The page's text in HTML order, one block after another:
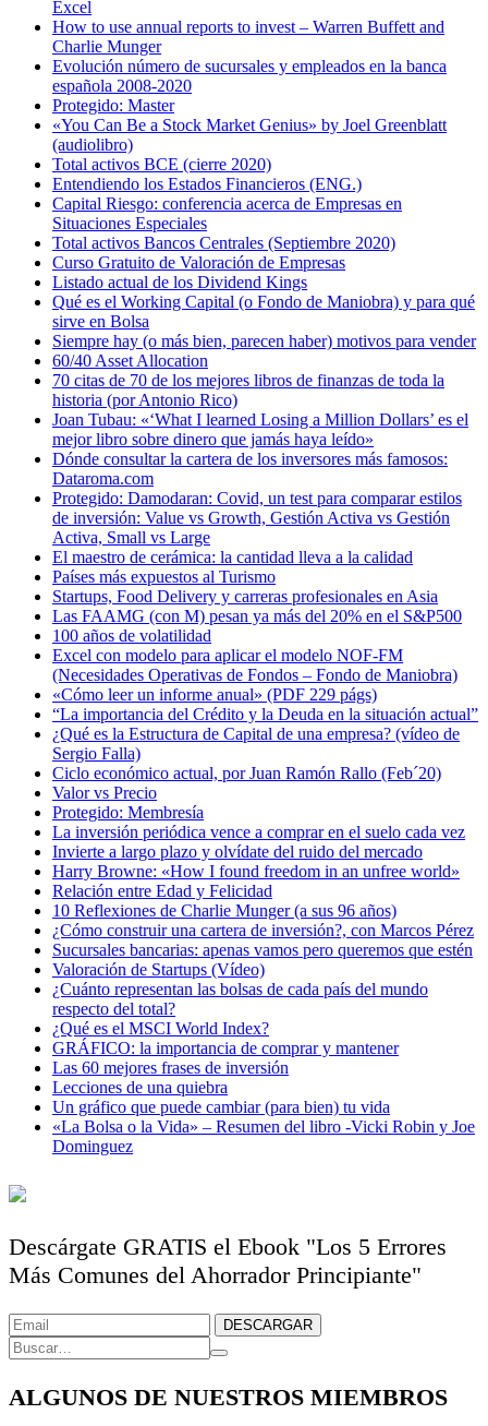
Excel
How to use annual reports to invest – Warren Buffett and
Charlie Munger
Evolución número de sucursales y empleados en la banca
española 2008-2020
Protegido: Master
«You Can Be a Stock Market Genius» by Joel Greenblatt
(audiolibro)
Total activos BCE (cierre 2020)
Entendiendo los Estados Financieros (ENG.)
Capital Riesgo: conferencia acerca de Empresas en
Situaciones Especiales
Total activos Bancos Centrales (Septiembre 2020)
Curso Gratuito de Valoración de Empresas
Listado actual de los Dividend Kings
Qué es el Working Capital (o Fondo de Maniobra) y para qué
sirve en Bolsa
Siempre hay (o más bien, parecen haber) motivos para vender
60/40 Asset Allocation
70 citas de 70 de los mejores libros de finanzas de toda la
historia (por Antonio Rico)
Joan Tubau: «‘What I learned Losing a Million Dollars’ es el
mejor libro sobre dinero que jamás haya leído»
Dónde consultar la cartera de los inversores más famosos:
Dataroma.com
Protegido: Damodaran: Covid, un test para comparar estilos
de inversión: Value vs Growth, Gestión Activa vs Gestión
Activa, Small vs Large
El maestro de cerámica: la cantidad lleva a la calidad
Países más expuestos al Turismo
Startups, Food Delivery y carreras profesionales en Asia
Las FAAMG (con M) pesan ya más del 20% en el S&P500
100 años de volatilidad
Excel con modelo para aplicar el modelo NOF-FM
(Necesidades Operativas de Fondos – Fondo de Maniobra)
«Cómo leer un informe anual» (PDF 229 págs)
“La importancia del Crédito y la Deuda en la situación actual”
¿Qué es la Estructura de Capital de una empresa? (vídeo de
Sergio Falla)
Ciclo económico actual, por Juan Ramón Rallo (Feb´20)
Valor vs Precio
Protegido: Membresía
La inversión periódica vence a comprar en el suelo cada vez
Invierte a largo plazo y olvídate del ruido del mercado
Harry Browne: «How I found freedom in an unfree world»
Relación entre Edad y Felicidad
10 Reflexiones de Charlie Munger (a sus 96 años)
¿Cómo construir una cartera de inversión?, con Marcos Pérez
Sucursales bancarias: apenas vamos pero queremos que estén
Valoración de Startups (Vídeo)
¿Cuánto representan las bolsas de cada país del mundo
respecto del total?
¿Qué es el MSCI World Index?
GRÁFICO: la importancia de comprar y mantener
Las 60 mejores frases de inversión
Lecciones de una quiebra
Un gráfico que puede cambiar (para bien) tu vida
«La Bolsa o la Vida» – Resumen del libro -Vicki Robin y Joe
Dominguez
Descárgate GRATIS el Ebook "Los 5 Errores
Más Comunes del Ahorrador Principiante"
ALGUNOS DE NUESTROS MIEMBROS